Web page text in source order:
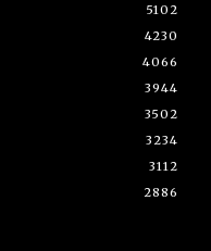
5102
4230
4066
3944
3502
3234
3112
2886